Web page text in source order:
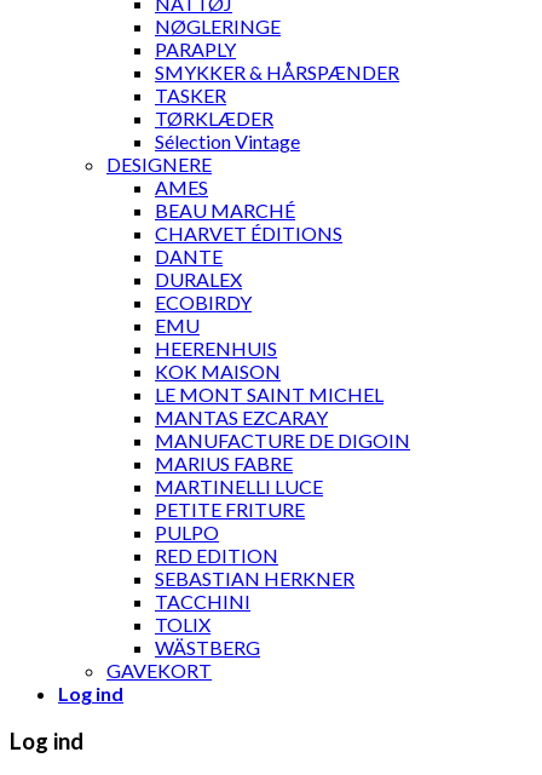
NØGLERINGE
PARAPLY
SMYKKER & HÅRSPÆNDER
TASKER
TØRKLÆDER
Sélection Vintage
DESIGNERE
AMES
BEAU MARCHÉ
CHARVET ÉDITIONS
DANTE
DURALEX
ECOBIRDY
EMU
HEERENHUIS
KOK MAISON
LE MONT SAINT MICHEL
MANTAS EZCARAY
MANUFACTURE DE DIGOIN
MARIUS FABRE
MARTINELLI LUCE
PETITE FRITURE
PULPO
RED EDITION
SEBASTIAN HERKNER
TACCHINI
TOLIX
WÄSTBERG
GAVEKORT
Log ind
Log ind